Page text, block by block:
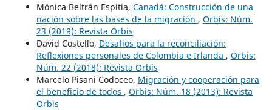
Mónica Beltrán Espitia, Canadá: Construcción de una
nación sobre las bases de la migración , Orbis: Núm.
23 (2019): Revista Orbis
David Costello, Desafíos para la reconciliación:
Reflexiones personales de Colombia e Irlanda , Orbis:
Núm. 22 (2018): Revista Orbis
Marcelo Pisani Codoceo, Migración y cooperación para
el beneficio de todos , Orbis: Núm. 18 (2013): Revista
Orbis